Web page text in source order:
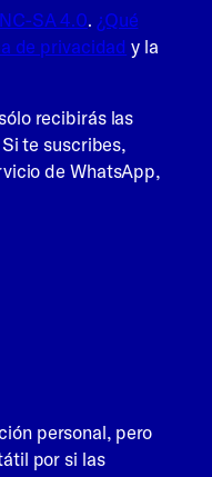
SA 4.0. ¿Qué
de privacidad y la
recibirás las
te suscribes,
de WhatsApp,
personal, pero
por si las